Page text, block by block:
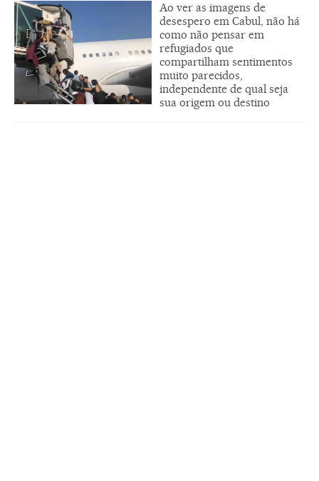
Ao ver as imagens de
desespero em Cabul, não há
como não pensar em
refugiados que
compartilham sentimentos
muito parecidos,
independente de qual seja
sua origem ou destino